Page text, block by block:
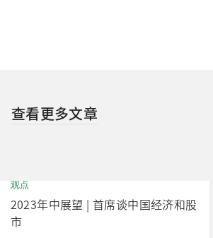
查看更多文章
观点
2023年中展望 | 首席谈中国经济和股
市